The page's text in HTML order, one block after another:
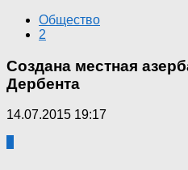
Общество
2
Создана местная
Дербента
14.07.2015 19:17